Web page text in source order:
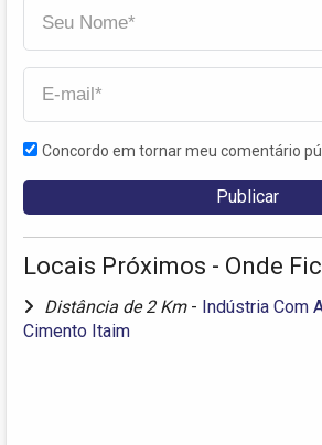
Concordo em tornar meu comentário
Locais Próximos - Onde
Distância de 2 Km - Indústria Com
Cimento Itaim